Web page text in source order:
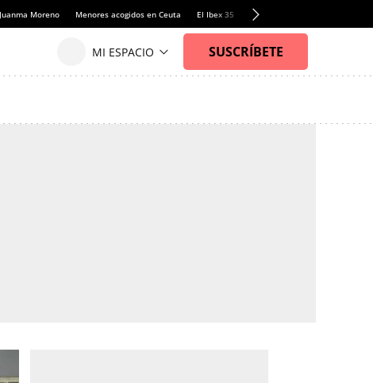
Moreno Menores acogidos en Ceuta El Ibex 35 Llamadas de alerta Sánchez